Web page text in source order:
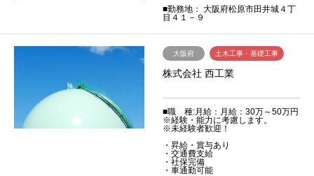
■勤務地： 大阪府松原市田井城４丁
目４１－９
大阪府 土木工事・基礎工事
株式会社 西工業
■職 種:月給：月給：30万～50万円
※経験・能力に考慮します。
※未経験者歓迎！
・昇給・賞与あり
・交通費支給
・社保完備
・車通勤可能